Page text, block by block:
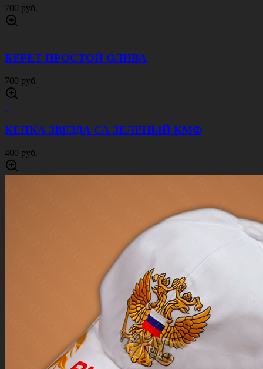
БЕЙСБОЛКА RUSSIA С ОРЛОМ КРАСНАЯ
КОСТЮМ СПОРТИВНЫЙ АРМЕЙСКИЙ
REEBOK СИНИЙ